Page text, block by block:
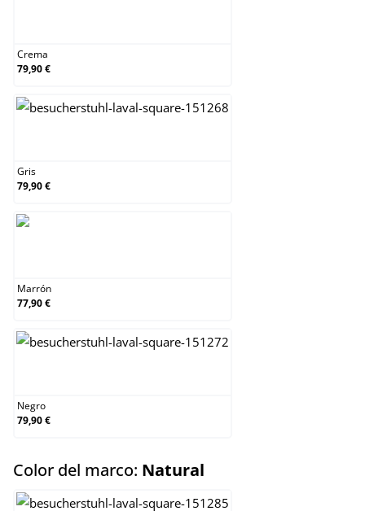
Crema
79,90 €
Gris
79,90 €
Marrón
77,90 €
Negro
79,90 €
Color del marco: Natural